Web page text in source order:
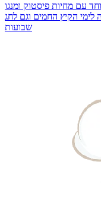
עם מחיות פיסטוק ומנגו
לימי הקיץ החמים וגם לחג
שבועות